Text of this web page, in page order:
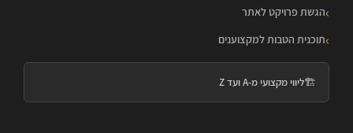
הגשת פרויקט לאתר
תוכנית הטבות למקצוענים
🏗️ליווי מקצועי מ-A ועד Z